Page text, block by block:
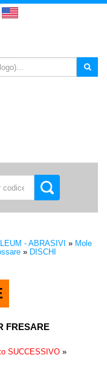
- ABRASIVI » Mole
» DISCHI
FRESARE
SUCCESSIVO »